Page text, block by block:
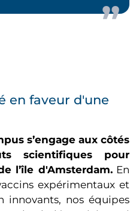
en faveur d'une
s’engage aux côtés
scientifiques pour
l’île d'Amsterdam.En
expérimentaux et
nos équipes